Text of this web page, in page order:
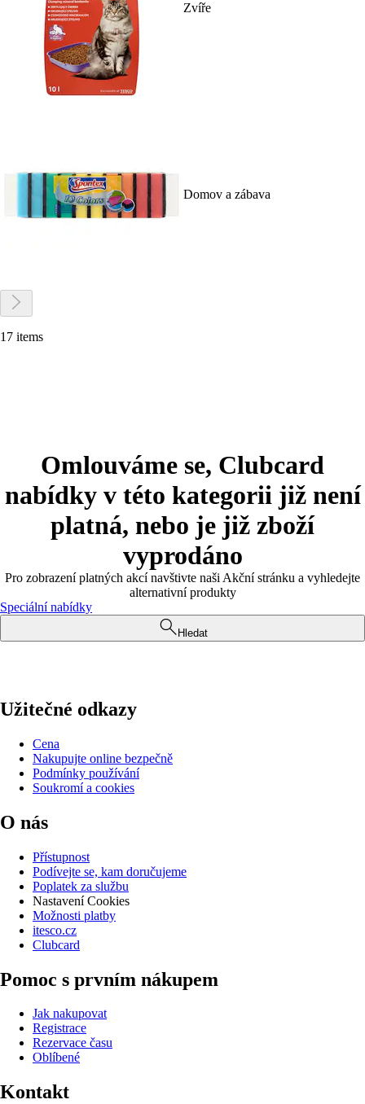
Zvíře
Domov a zábava
17 items
Omlouváme se, Clubcard
nabídky v této kategorii již není
platná, nebo je již zboží
vyprodáno
Pro zobrazení platných akcí navštivte naši Akční stránku a vyhledejte
alternativní produkty
Speciální nabídky
Hledat
Užitečné odkazy
Cena
Nakupujte online bezpečně
Podmínky používání
Soukromí a cookies
O nás
Přístupnost
Podívejte se, kam doručujeme
Poplatek za službu
Nastavení Cookies
Možnosti platby
itesco.cz
Clubcard
Pomoc s prvním nákupem
Jak nakupovat
Registrace
Rezervace času
Oblíbené
Kontakt